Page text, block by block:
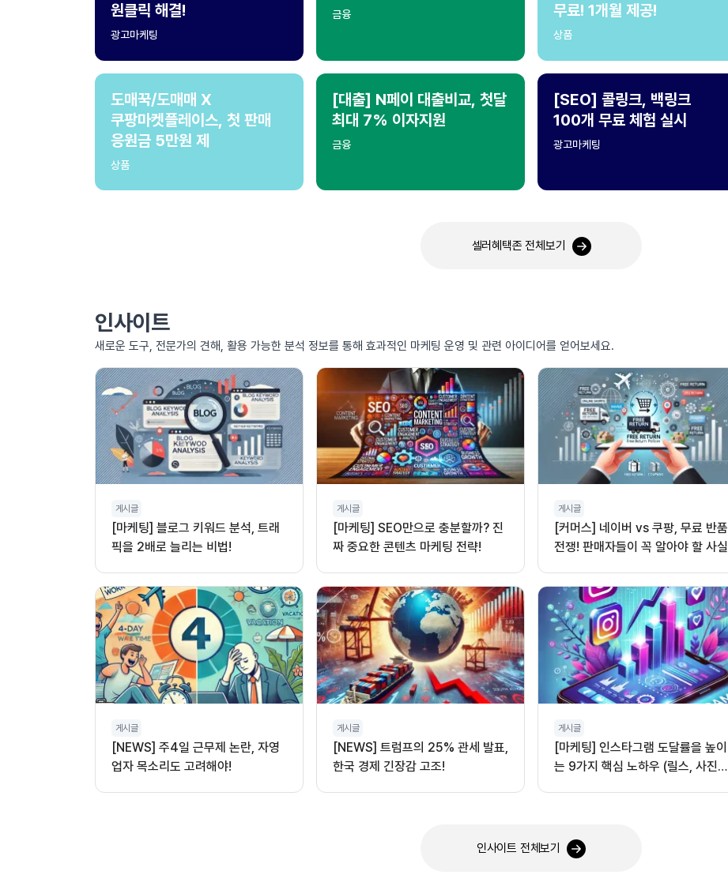
원클릭 해결!
광고마케팅
금융
무료! 1개월 제공!
상품
도매꾹/도매매 X
쿠팡마켓플레이스, 첫 판매
응원금 5만원 제
상품
[대출] N페이 대출비교, 첫달
최대 7% 이자지원
금융
[SEO] 콜링크, 백링크
100개 무료 체험 실시
광고마케팅
셀러혜택존 전체보기
인사이트
새로운 도구, 전문가의 견해, 활용 가능한 분석 정보를 통해 효과적인 마케팅 운영 및 관련 아이디어를 얻어보세요.
게시글
[마케팅] 블로그 키워드 분석, 트래
픽을 2배로 늘리는 비법!
게시글
[마케팅] SEO만으로 충분할까? 진
짜 중요한 콘텐츠 마케팅 전략!
게시글
[커머스] 네이버 vs 쿠팡, 무료 반품
전쟁! 판매자들이 꼭 알아야 할 사실
게시글
[NEWS] 주4일 근무제 논란, 자영
업자 목소리도 고려해야!
게시글
[NEWS] 트럼프의 25% 관세 발표,
한국 경제 긴장감 고조!
게시글
[마케팅] 인스타그램 도달률을 높이
는 9가지 핵심 노하우 (릴스, 사진,
인사이트 전체보기